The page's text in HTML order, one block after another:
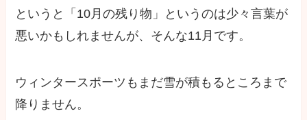
というと「10月の残り物」というのは少々言葉が
悪いかもしれませんが、そんな11月です。
ウィンタースポーツもまだ雪が積もるところまで
降りません。